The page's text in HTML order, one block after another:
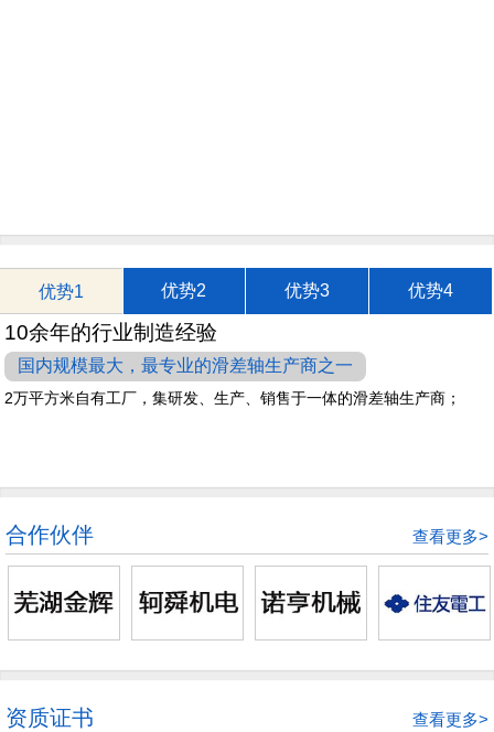
优势1 优势2 优势3 优势4
10余年的行业制造经验
国内规模最大，最专业的滑差轴生产商之一
2万平方米自有工厂，集研发、生产、销售于一体的滑差轴生产商；
合作伙伴 查看更多>
资质证书 查看更多>